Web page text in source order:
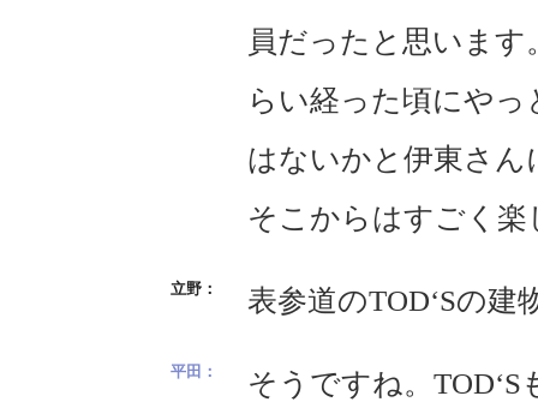
員だったと思いま
らい経った頃にや
はないかと伊東さ
そこからはすごく
表参道のTOD‘Sの
そうですね。